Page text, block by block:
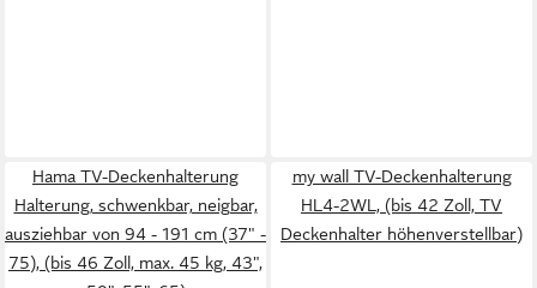
Hama TV-Deckenhalterung
Halterung, schwenkbar, neigbar,
ausziehbar von 94 - 191 cm (37" -
75), (bis 46 Zoll, max. 45 kg, 43",
my wall TV-Deckenhalterung
HL4-2WL, (bis 42 Zoll, TV
Deckenhalter höhenverstellbar)